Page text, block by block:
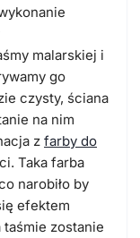
malarskiej i
go
czysty, ściana
na nim
z farby do
Taka farba
narobiło by
efektem
zostanie